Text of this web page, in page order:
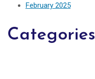
February 2025
Categories